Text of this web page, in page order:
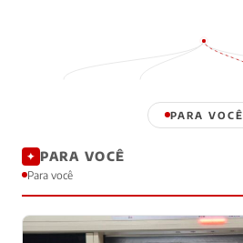
PARA VOCÊ
✦ PARA VOCÊ
Para você